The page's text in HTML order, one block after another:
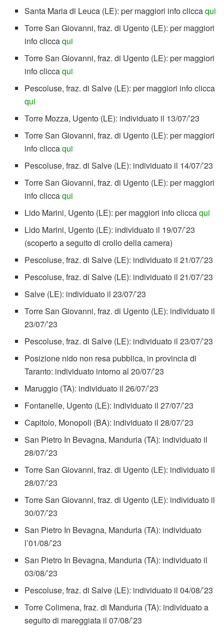
Santa Maria di Leuca (LE): per maggiori info cliccaqui
Torre San Giovanni, fraz. di Ugento (LE): per maggiori
info cliccaqui
Torre San Giovanni, fraz. di Ugento (LE): per maggiori
info cliccaqui
Pescoluse, fraz. di Salve (LE): per maggiori info clicca
qui
Torre Mozza, Ugento (LE): individuato il 13/07/’23
Torre San Giovanni, fraz. di Ugento (LE): per maggiori
info cliccaqui
Pescoluse, fraz. di Salve (LE): individuato il 14/07/’23
Torre San Giovanni, fraz. di Ugento (LE): per maggiori
info cliccaqui
Lido Marini, Ugento (LE): per maggiori info cliccaqui
Lido Marini, Ugento (LE): individuato il 19/07/’23
(scoperto a seguito di crollo della camera)
Pescoluse, fraz. di Salve (LE): individuato il 21/07/’23
Pescoluse, fraz. di Salve (LE): individuato il 21/07/’23
Salve (LE): individuato il 23/07/’23
Torre San Giovanni, fraz. di Ugento (LE): individuato il
23/07/’23
Pescoluse, fraz. di Salve (LE): individuato il 23/07/’23
Posizione nido non resa pubblica, in provincia di
Taranto: individuato intorno al 20/07/’23
Maruggio (TA): individuato il 26/07/’23
Fontanelle, Ugento (LE): individuato il 27/07/’23
Capitolo, Monopoli (BA): individuato il 28/07/’23
San Pietro In Bevagna, Manduria (TA): individuato il
28/07/’23
Torre San Giovanni, fraz. di Ugento (LE): individuato il
28/07/’23
Torre San Giovanni, fraz. di Ugento (LE): individuato il
30/07/’23
San Pietro In Bevagna, Manduria (TA): individuato
l’01/08/’23
San Pietro In Bevagna, Manduria (TA): individuato il
03/08/’23
Pescoluse, fraz. di Salve (LE): individuato il 04/08/’23
Torre Colimena, fraz. di Manduria (TA): individuato a
seguito di mareggiata il 07/08/’23